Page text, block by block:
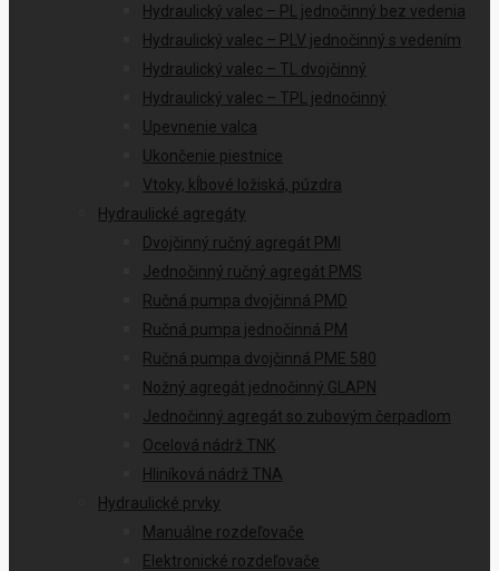
Hydraulický valec – PL jednočinný bez vedenia
Hydraulický valec – PLV jednočinný s vedením
Hydraulický valec – TL dvojčinný
Hydraulický valec – TPL jednočinný
Upevnenie valca
Ukončenie piestnice
Vtoky, kĺbové ložiská, púzdra
Hydraulické agregáty
Dvojčinný ručný agregát PMI
Jednočinný ručný agregát PMS
Ručná pumpa dvojčinná PMD
Ručná pumpa jednočinná PM
Ručná pumpa dvojčinná PME 580
Nožný agregát jednočinný GLAPN
Jednočinný agregát so zubovým čerpadlom
Ocelová nádrž TNK
Hliníková nádrž TNA
Hydraulické prvky
Manuálne rozdeľovače
Elektronické rozdeľovače